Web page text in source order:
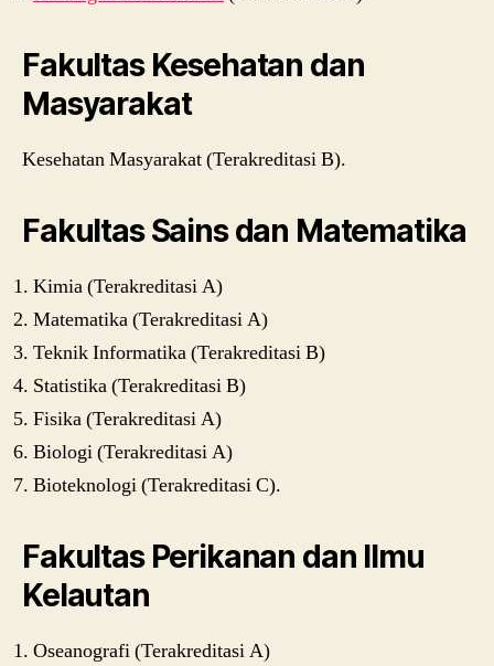
Fakultas Kesehatan dan
Masyarakat
Kesehatan Masyarakat (Terakreditasi B).
Fakultas Sains dan Matematika
Kimia (Terakreditasi A)
Matematika (Terakreditasi A)
Teknik Informatika (Terakreditasi B)
Statistika (Terakreditasi B)
Fisika (Terakreditasi A)
Biologi (Terakreditasi A)
Bioteknologi (Terakreditasi C).
Fakultas Perikanan dan Ilmu
Kelautan
Oseanografi (Terakreditasi A)